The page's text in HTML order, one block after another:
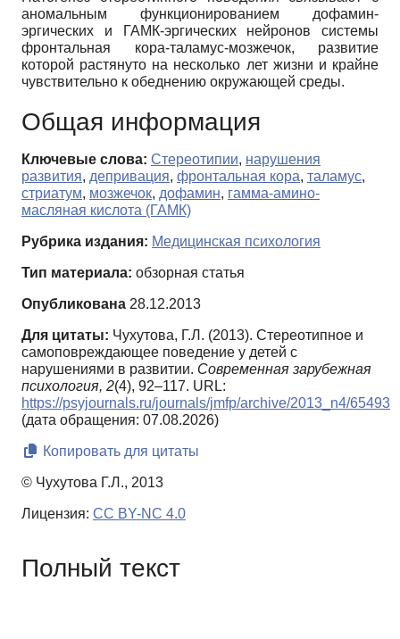
аномальным функционированием дофамин-
эргических и ГАМК-эргических нейронов системы
фронтальная кора-таламус-мозжечок, развитие
которой растянуто на несколько лет жизни и крайне
чувствительно к обеднению окружающей среды.
Общая информация
Ключевые слова: Стереотипии, нарушения
развития, депривация, фронтальная кора, таламус,
стриатум, мозжечок, дофамин, гамма-амино-
масляная кислота (ГАМК)
Рубрика издания: Медицинская психология
Тип материала: обзорная статья
Опубликована 28.12.2013
Для цитаты: Чухутова, Г.Л. (2013). Стереотипное и
самоповреждающее поведение у детей с
нарушениями в развитии. Современная зарубежная
психология, 2(4), 92–117. URL:
https://psyjournals.ru/journals/jmfp/archive/2013_n4/65493
(дата обращения: 07.08.2026)
Копировать для цитаты
© Чухутова Г.Л., 2013
Лицензия: CC BY-NC 4.0
Полный текст